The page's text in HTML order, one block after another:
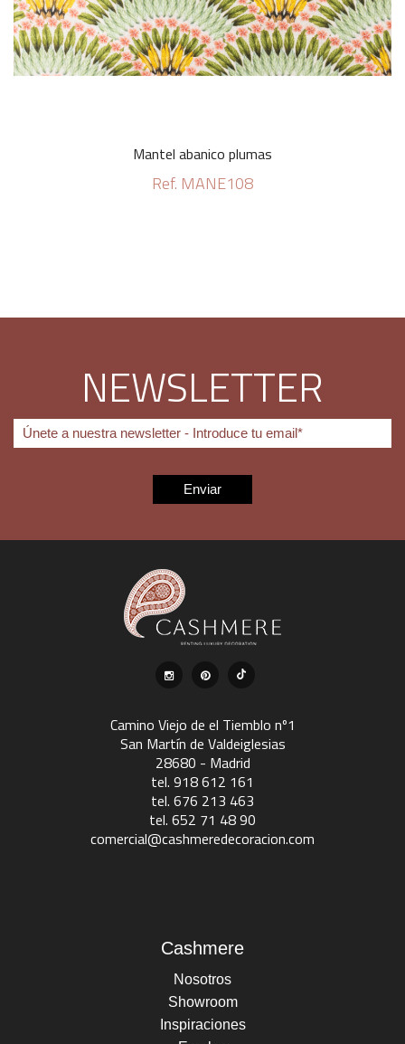
Mantel abanico plumas
Ref. MANE108
NEWSLETTER
Camino Viejo de el Tiemblo nº1
San Martín de Valdeiglesias
28680 - Madrid
tel. 918 612 161
tel. 676 213 463
tel. 652 71 48 90
comercial@cashmeredecoracion.com
Cashmere
Nosotros
Showroom
Inspiraciones